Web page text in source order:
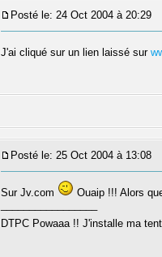
Posté le: 24 Oct 2004 à 20:29
J'ai cliqué sur un lien laissé sur
Posté le: 25 Oct 2004 à 13:08
Sur Jv.com
Ouaip !!! Alors
DTPC Powaaa !! J'installe ma